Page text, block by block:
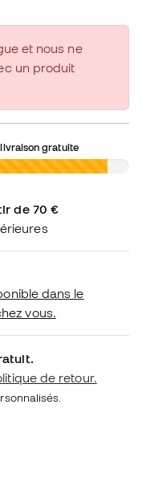
et nous ne
un produit
gratuite
de 70 €
dans le
vous.
de retour.